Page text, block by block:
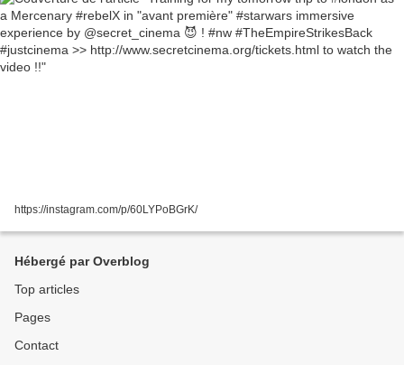
watch the video !!
https://instagram.com/p/60LYPoBGrK/
Hébergé par Overblog
Top articles
Pages
Contact